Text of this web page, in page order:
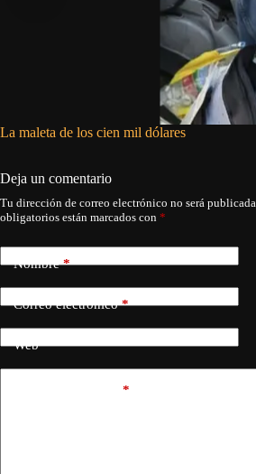
La maleta de los cien mil dólares
Deja un comentario
Tu dirección de correo electrónico no será publicada.
obligatorios están marcados con *
Nombre*
Correo electrónico*
Web
*